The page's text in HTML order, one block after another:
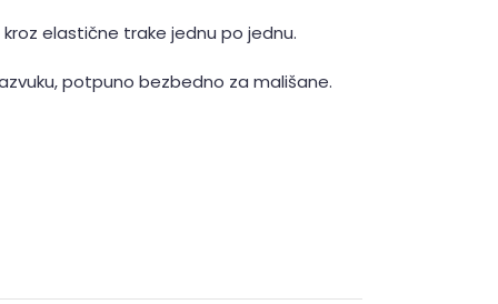
elastične trake jednu po jednu.
potpuno bezbedno za mališane.